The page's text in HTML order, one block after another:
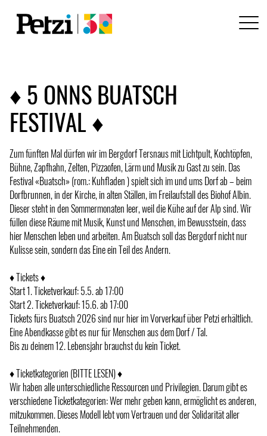
♦ 5 ONNS BUATSCH
FESTIVAL ♦
Zum fünften Mal dürfen wir im Bergdorf Tersnaus mit Lichtpult, Kochtöpfen,
Bühne, Zapfhahn, Zelten, Pizzaofen, Lärm und Musik zu Gast zu sein. Das
Festival «Buatsch» (rom.: Kuhfladen ) spielt sich im und ums Dorf ab – beim
Dorfbrunnen, in der Kirche, in alten Ställen, im Freilaufstall des Biohof Albin.
Dieser steht in den Sommermonaten leer, weil die Kühe auf der Alp sind. Wir
füllen diese Räume mit Musik, Kunst und Menschen, im Bewusstsein, dass
hier Menschen leben und arbeiten. Am Buatsch soll das Bergdorf nicht nur
Kulisse sein, sondern das Eine ein Teil des Andern.
♦ Tickets ♦
Start 1. Ticketverkauf: 5.5. ab 17:00
Start 2. Ticketverkauf: 15.6. ab 17:00
Tickets fürs Buatsch 2026 sind nur hier im Vorverkauf über Petzi erhältlich.
Eine Abendkasse gibt es nur für Menschen aus dem Dorf / Tal.
Bis zu deinem 12. Lebensjahr brauchst du kein Ticket.
♦ Ticketkategorien (BITTE LESEN) ♦
Wir haben alle unterschiedliche Ressourcen und Privilegien. Darum gibt es
verschiedene Ticketkategorien: Wer mehr geben kann, ermöglicht es anderen,
mitzukommen. Dieses Modell lebt vom Vertrauen und der Solidarität aller
Teilnehmenden.